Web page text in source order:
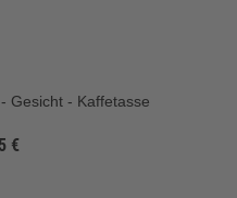
Gesicht - Kaffetasse
€